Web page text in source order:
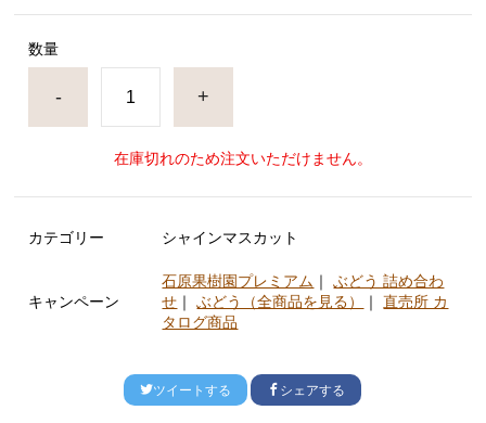
数量
- +
在庫切れのため注文いただけません。
カテゴリー シャインマスカット
キャンペーン
石原果樹園プレミアム ｜ぶどう 詰め合わ
せ ｜ぶどう（全商品を見る） ｜直売所 カ
タログ商品
ツイートする シェアする